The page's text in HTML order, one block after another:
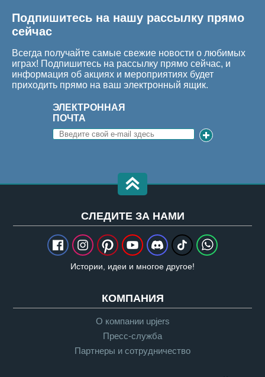
Подпишитесь на нашу рассылку прямо
сейчас
Всегда получайте самые свежие новости о любимых
играх! Подпишитесь на рассылку прямо сейчас, и
информация об акциях и мероприятиях будет
приходить прямо на ваш электронный ящик.
ЭЛЕКТРОННАЯ
ПОЧТА
CЛЕДИТЕ ЗА НАМИ
Истории, идеи и многое другое!
КОМПАНИЯ
О компании upjers
Пресс-служба
Партнеры и сотрудничество